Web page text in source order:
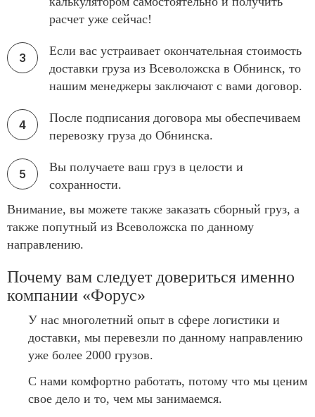
расчет уже сейчас!
Если вас устраивает окончательная стоимость
доставки груза из Всеволожска в Обнинск, то
нашим менеджеры заключают с вами договор.
После подписания договора мы обеспечиваем
перевозку груза до Обнинска.
Вы получаете ваш груз в целости и
сохранности.
Внимание, вы можете также заказать сборный груз, а
также попутный из Всеволожска по данному
направлению.
Почему вам следует довериться именно
компании «Форус»
У нас многолетний опыт в сфере логистики и
доставки, мы перевезли по данному направлению
уже более 2000 грузов.
С нами комфортно работать, потому что мы ценим
свое дело и то, чем мы занимаемся.